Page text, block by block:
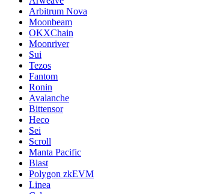
Arbitrum Nova
Moonbeam
OKXChain
Moonriver
Sui
Tezos
Fantom
Ronin
Avalanche
Bittensor
Heco
Sei
Scroll
Manta Pacific
Blast
Polygon zkEVM
Linea